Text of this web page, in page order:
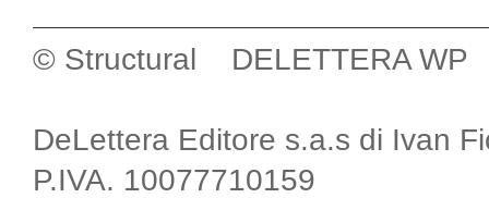
© Structural DELETTERA WP
DeLettera Editore s.a.s di Ivan
P.IVA. 10077710159